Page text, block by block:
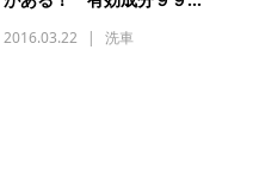
2016.03.22 洗車